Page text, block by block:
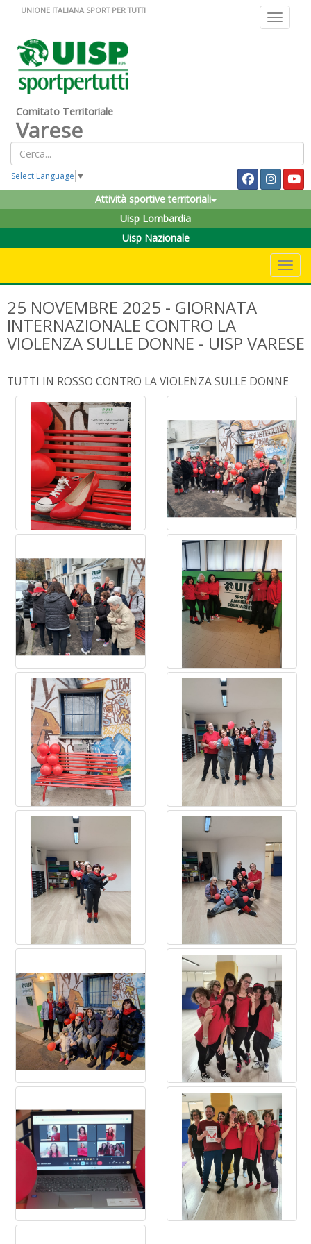
Toggle
UNIONE ITALIANA SPORT PER TUTTI
Comitato Territoriale
Varese
Select Language ▼
Attività sportive territoriali
Uisp Lombardia
Uisp Nazionale
25 NOVEMBRE 2025 - GIORNATA
INTERNAZIONALE CONTRO LA
VIOLENZA SULLE DONNE - UISP VARESE
TUTTI IN ROSSO CONTRO LA VIOLENZA SULLE DONNE